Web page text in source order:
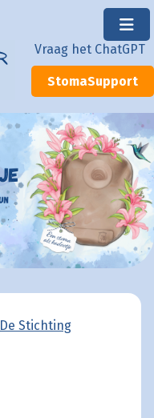
Vraag het ChatGPT
StomaSupport
De Stichting
×